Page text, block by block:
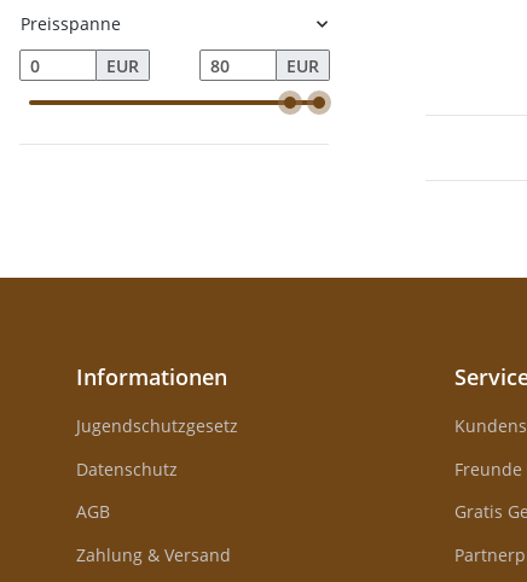
Preisspanne
EUR
EUR
Informationen
Jugendschutzgesetz
Datenschutz
AGB
Zahlung & Versand
Gratis